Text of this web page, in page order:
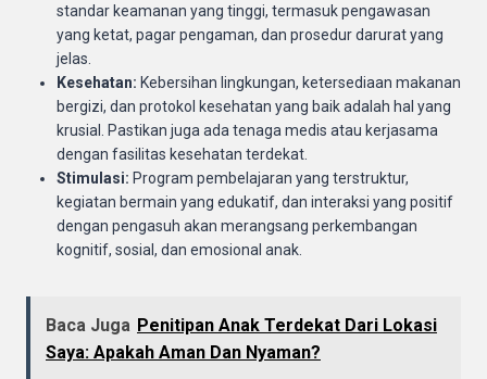
standar keamanan yang tinggi, termasuk pengawasan
yang ketat, pagar pengaman, dan prosedur darurat yang
jelas.
Kesehatan: Kebersihan lingkungan, ketersediaan makanan
bergizi, dan protokol kesehatan yang baik adalah hal yang
krusial. Pastikan juga ada tenaga medis atau kerjasama
dengan fasilitas kesehatan terdekat.
Stimulasi: Program pembelajaran yang terstruktur,
kegiatan bermain yang edukatif, dan interaksi yang positif
dengan pengasuh akan merangsang perkembangan
kognitif, sosial, dan emosional anak.
Baca Juga Penitipan Anak Terdekat Dari Lokasi
Saya: Apakah Aman Dan Nyaman?